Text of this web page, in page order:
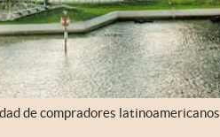
de compradores latinoamericanos.